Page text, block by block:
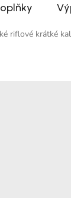
riflové krátké